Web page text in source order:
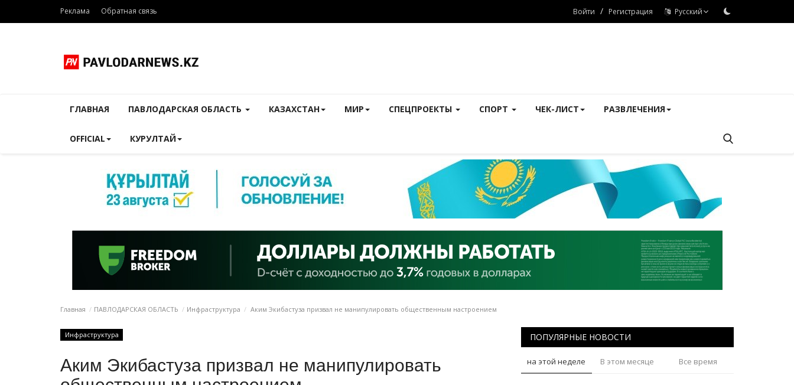
Реклама Обратная связь Войти / Регистрация Русский
ГЛАВНАЯ ПАВЛОДАРСКАЯ ОБЛАСТЬ КАЗАХСТАН МИР СПЕЦПРОЕКТЫ СПОРТ ЧЕК-ЛИСТ РАЗВЛЕЧЕНИЯ
OFFICIAL КУРУЛТАЙ
Главная ПАВЛОДАРСКАЯ ОБЛАСТЬ Инфраструктура Аким Экибастуза призвал не манипулировать общественным настроением
Инфраструктура
Аким Экибастуза призвал не манипулировать
ПОПУЛЯРНЫЕ НОВОСТИ
на этой неделе В этом месяце Все время